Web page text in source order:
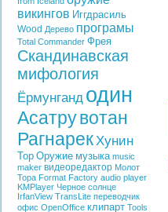
викингов Иггдрасиль
Wood Дерево програмы
Total Commander Фрея
Скандинавская
мифология
Ёрмунганд один
Асатрувотан
РагнарекХунин
Тор Оружие музыка music
maker видеоредактор Молот
Тора Format Factory audio player
KMPlayer Черное солнце
IrfanView TransLite переводчик
офис OpenOffice клипарт Tools